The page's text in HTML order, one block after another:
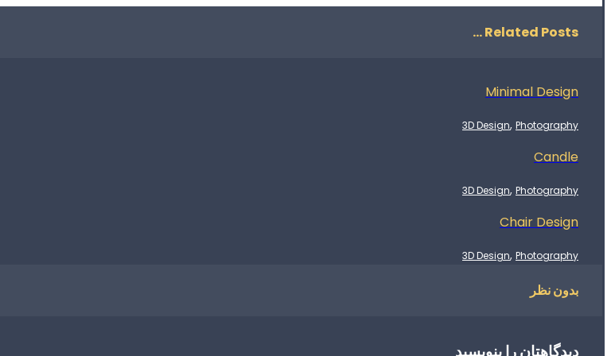
Related Posts ...
Minimal Design
3D Design, Photography
Candle
3D Design, Photography
Chair Design
3D Design, Photography
بدون نظر
دیدگاهتان را بنویسید